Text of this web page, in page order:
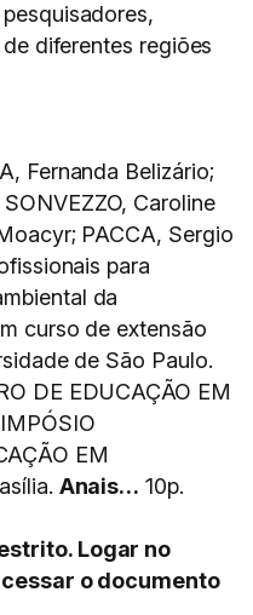
diferentes regiões
Fernanda Belizário;
Caroline
PACCA, Sergio
para
da
curso de extensão
de São Paulo.
DE EDUCAÇÃO EM
EM
Anais… 10p.
Logar no
o documento